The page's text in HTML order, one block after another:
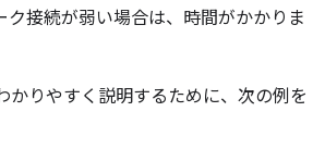
ク接続が弱い場合は、時間がかかりま
かりやすく説明するために、次の例を